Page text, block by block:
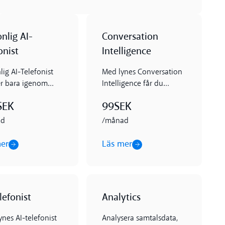
AI-
AI-Telefonist
bara igenom
och tar
Perfekt
viktigt.
Conversation
Intelligence
Med lynes Conversation
Intelligence får du
kundsamtal – helt
automatiskt.
99SEK
/månad
Läs mer
Läs mer
AI-telefonist
Analytics
Analysera samtalsdata,